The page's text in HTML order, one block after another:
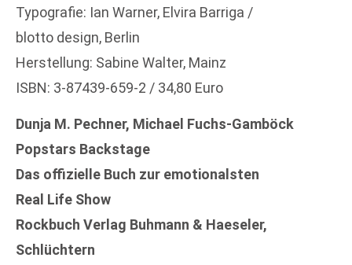
Typografie: Ian Warner, Elvira Barriga /
blotto design, Berlin
Herstellung: Sabine Walter, Mainz
ISBN: 3-87439-659-2 / 34,80 Euro
Dunja M. Pechner, Michael Fuchs-Gamböck
Popstars Backstage
Das offizielle Buch zur emotionalsten
Real Life Show
Rockbuch Verlag Buhmann & Haeseler,
Schlüchtern